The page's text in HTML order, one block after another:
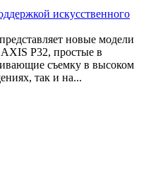
искусственного
новые модели
P32, простые в
съемку в высоком
так и на...